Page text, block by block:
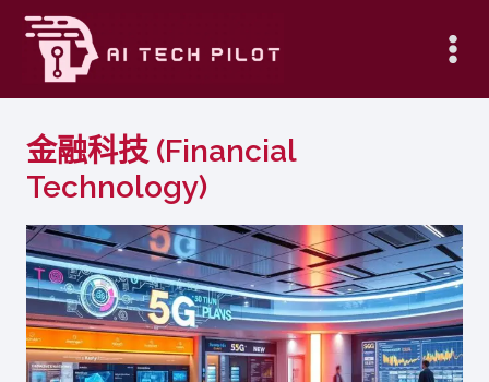
Skip
content
金融科技 (Financial
Technology)